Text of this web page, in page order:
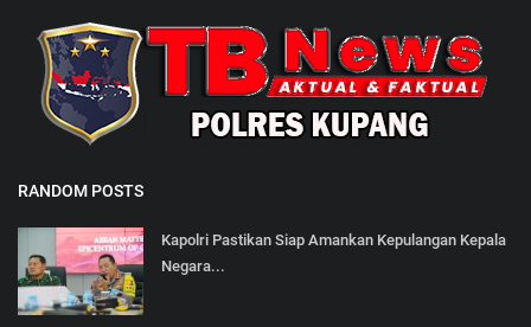
RANDOM POSTS
Kapolri Pastikan Siap Amankan Kepulangan Kepala
Negara...